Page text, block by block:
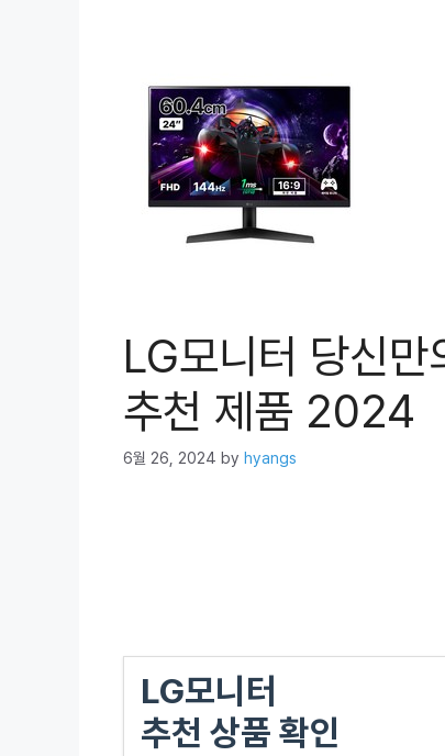
LG모니터 당신
추천 제품 2024
6월 26, 2024 by hyangs
LG모니터
추천 상품 확인